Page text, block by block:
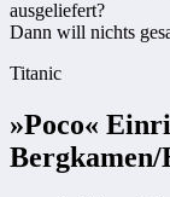
ausgeliefert?
Dann will nichts
Titanic
»Poco«
Bergkamen/